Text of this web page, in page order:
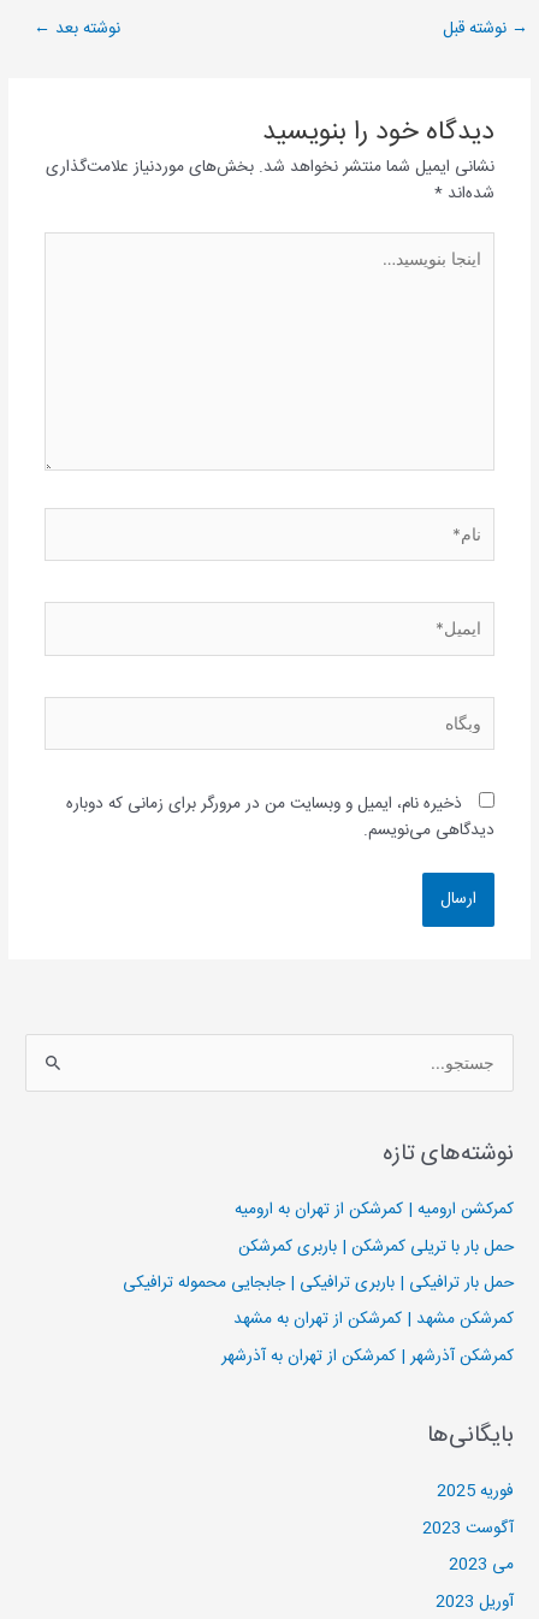
→ نوشته قبل نوشته بعد ←
دیدگاه‌ خود را بنویسید
نشانی ایمیل شما منتشر نخواهد شد. بخش‌های موردنیاز علامت‌گذاری
شده‌اند *
بنویسید…
وبگاه
ذخیره نام، ایمیل و وبسایت من در مرورگر برای زمانی که دوباره
دیدگاهی می‌نویسم.
س
ج
و
ا
ی
:
نوشته‌های تازه
کمرکشن ارومیه | کمرشکن از تهران به ارومیه
حمل بار با تریلی کمرشکن | باربری کمرشکن
حمل بار ترافیکی | باربری ترافیکی | جابجایی محموله ترافیکی
کمرشکن مشهد | کمرشکن از تهران به مشهد
کمرشکن آذرشهر | کمرشکن از تهران به آذرشهر
بایگانی‌ها
فوریه 2025
آگوست 2023
می 2023
آوریل 2023